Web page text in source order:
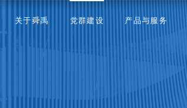
关于舜禹 党群建设 产品与服务